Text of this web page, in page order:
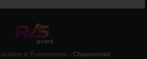
& Événements - Chaumontel